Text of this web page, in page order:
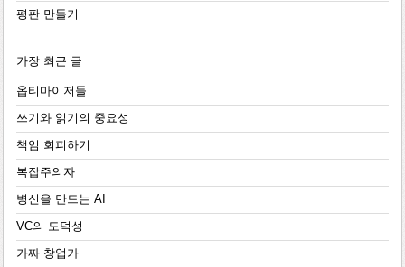
평판 만들기
가장 최근 글
옵티마이저들
쓰기와 읽기의 중요성
책임 회피하기
복잡주의자
병신을 만드는 AI
VC의 도덕성
가짜 창업가